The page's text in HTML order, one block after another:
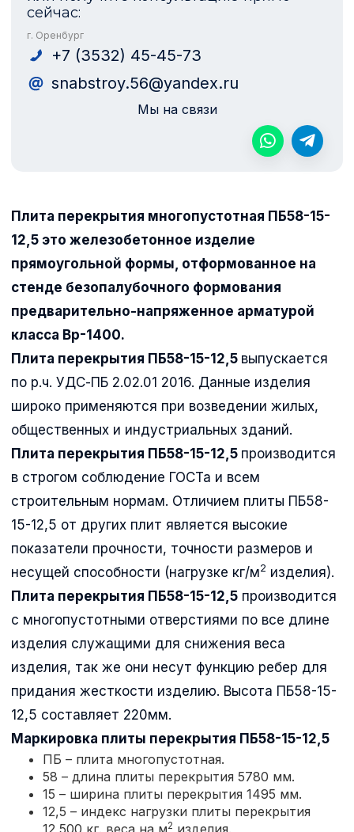
сейчас:
г. Оренбург
+7 (3532) 45-45-73
snabstroy.56@yandex.ru
Мы на связи
Плита перекрытия многопустотная ПБ58-15-
12,5 это железобетонное изделие
прямоугольной формы, отформованное на
стенде безопалубочного формования
предварительно-напряженное арматурой
класса Вр-1400.
Плита перекрытия ПБ58-15-12,5 выпускается
по р.ч. УДС-ПБ 2.02.01 2016. Данные изделия
широко применяются при возведении жилых,
общественных и индустриальных зданий.
Плита перекрытия ПБ58-15-12,5 производится
в строгом соблюдение ГОСТа и всем
строительным нормам. Отличием плиты ПБ58-
15-12,5 от других плит является высокие
показатели прочности, точности размеров и
несущей способности (нагрузке кг/м2 изделия).
Плита перекрытия ПБ58-15-12,5 производится
с многопустотными отверстиями по все длине
изделия служащими для снижения веса
изделия, так же они несут функцию ребер для
придания жесткости изделию. Высота ПБ58-15-
12,5 составляет 220мм.
Маркировка плиты перекрытия ПБ58-15-12,5
ПБ – плита многопустотная.
58 – длина плиты перекрытия 5780 мм.
15 – ширина плиты перекрытия 1495 мм.
12,5 – индекс нагрузки плиты перекрытия
12,500 кг. веса на м2 изделия.